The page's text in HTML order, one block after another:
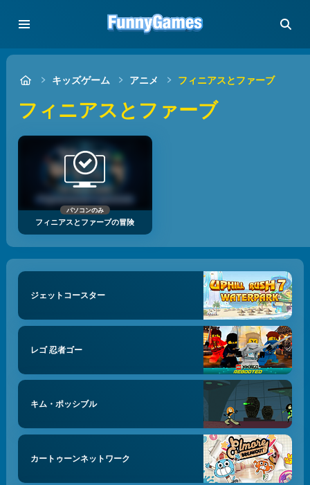
キッズゲーム アニメ フィニアスとファーブ
フィニアスとファーブ
パソコンのみ
フィニアスとファーブの冒険
ジェットコースター
レゴ 忍者ゴー
キム・ポッシブル
カートゥーンネットワーク